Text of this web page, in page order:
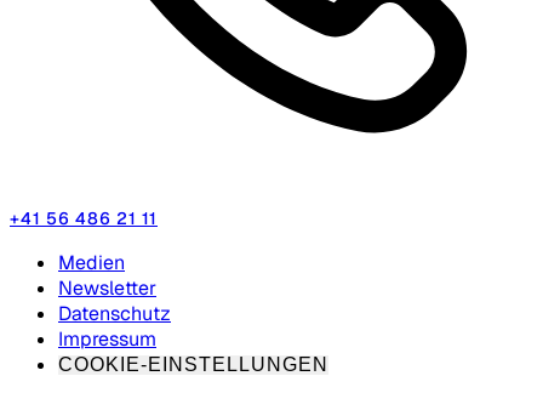
+41 56 486 21 11
Medien
Newsletter
Datenschutz
Impressum
COOKIE-EINSTELLUNGEN